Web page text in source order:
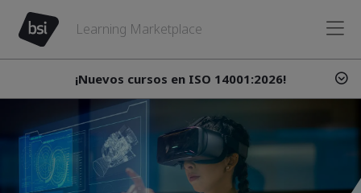
Learning Marketplace
¡Nuevos cursos en ISO 14001:2026!